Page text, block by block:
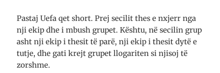
Pastaj Uefa qet short. Prej secilit thes e nxjerr nga
nji ekip dhe i mbush gru­pet. Kështu, në secilin grup
asht nji ekip i thesit të parë, nji ekip i thesit dytë e
tutje, dhe gati krejt grupet llogariten si njisoj të
zorshme.